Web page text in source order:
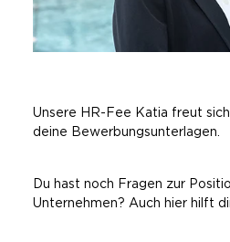
Unsere HR-Fee Katia freut
deine Bewerbungsunterlagen.
Du hast noch Fragen zur
Unternehmen? Auch hier hilft